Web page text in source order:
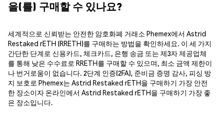
을(를) 구매할 수 있나요?
세계적으로 신뢰받는 안전한 암호화폐 거래소 Phemex에서 Astrid
Restaked rETH (RRETH)를 구매하는 방법을 확인하세요. 이 세 가지
간단한 단계로 신용카드, 체크카드, 은행 송금 또는 제3자 제공업체
를 통해 낮은 수수료로 RRETH를 구매할 수 있으며, 최소 금액 제한이
나 번거로움이 없습니다. 2단계 인증(2FA), 준비금 증명 감사, 피싱 방
지 보호로 Phemex는 Astrid Restaked rETH을 구매하기 가장 안전
한 장소이자 온라인에서 Astrid Restaked rETH을 구매하기 가장 좋
은 장소입니다.